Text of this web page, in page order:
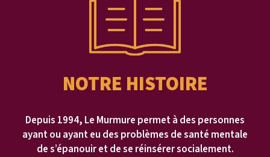
NOTRE HISTOIRE
Depuis 1994, Le Murmure permet à des personnes
ayant ou ayant eu des problèmes de santé mentale
de s’épanouir et de se réinsérer socialement.